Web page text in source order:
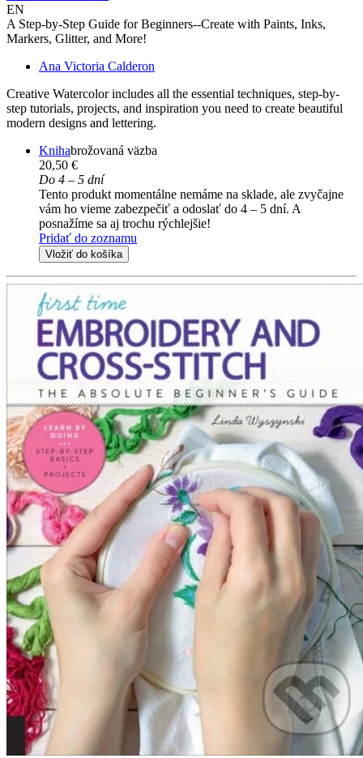
EN
A Step-by-Step Guide for Beginners--Create with Paints, Inks,
Markers, Glitter, and More!
Ana Victoria Calderon
Creative Watercolor includes all the essential techniques, step-by-
step tutorials, projects, and inspiration you need to create beautiful
modern designs and lettering.
Knihabrožovaná väzba
20,50 €
Do 4 – 5 dní
Tento produkt momentálne nemáme na sklade, ale zvyčajne
vám ho vieme zabezpečiť a odoslať do 4 – 5 dní. A
posnažíme sa aj trochu rýchlejšie!
Pridať do zoznamu
Vložiť do košíka